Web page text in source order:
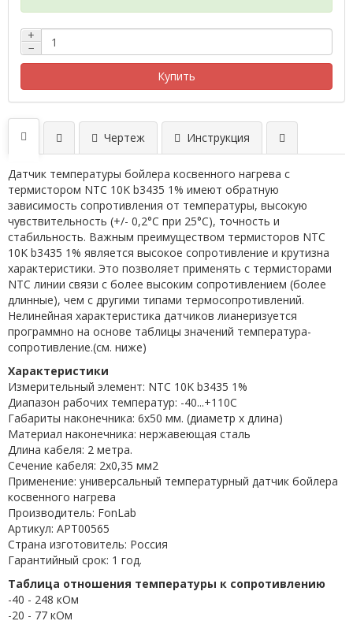
+
−
Купить
Чертеж Инструкция
Датчик температуры бойлера косвенного нагрева с
термистором NTC 10K b3435 1% имеют обратную
зависимость сопротивления от температуры, высокую
чувствительность (+/- 0,2°С при 25°С), точность и
стабильность. Важным преимуществом термисторов NTC
10K b3435 1% является высокое сопротивление и крутизна
характеристики. Это позволяет применять с термисторами
NTC линии связи с более высоким сопротивлением (более
длинные), чем с другими типами термосопротивлений.
Нелинейная характеристика датчиков лианеризуется
программно на основе таблицы значений температура-
сопротивление.(см. ниже)
Характеристики
Измерительный элемент: NTC 10K b3435 1%
Диапазон рабочих температур: -40...+110C
Габариты наконечника: 6x50 мм. (диаметр х длина)
Материал наконечника: нержавеющая сталь
Длина кабеля: 2 метра.
Сечение кабеля: 2x0,35 мм2
Применение: универсальный температурный датчик бойлера
косвенного нагрева
Производитель: FonLab
Артикул: APT00565
Страна изготовитель: Россия
Гарантийный срок: 1 год.
Таблица отношения температуры к сопротивлению
-40 - 248 кОм
-20 - 77 кОм